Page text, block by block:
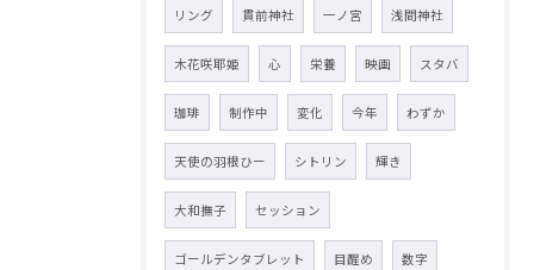
リング 貫前神社 一ノ宮 浅間神社
木花咲耶姫 心 栄養 映画 スタバ
珈琲 制作中 変化 今年 わずか
天使の羽根ひー シトリン 輝き
大和撫子 セッション
ゴールデンタブレット 目醒め 数字